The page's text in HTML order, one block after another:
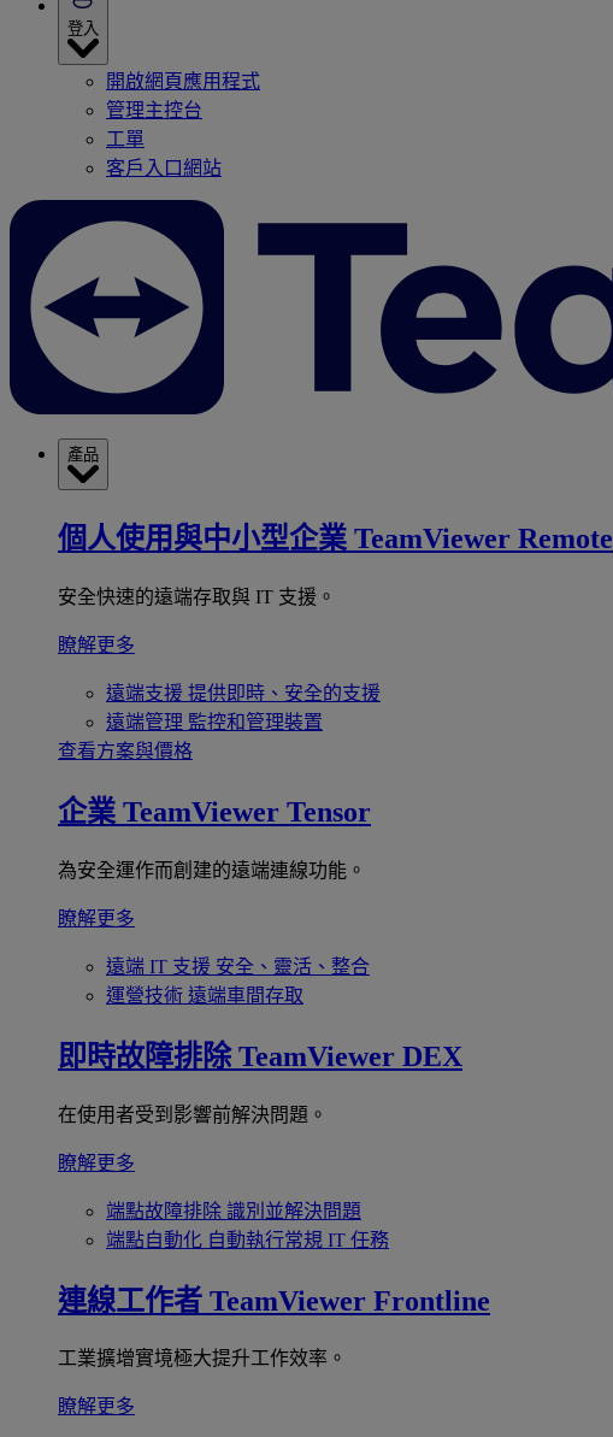
登入
開啟網頁應用程式
管理主控台
工單
客戶入口網站
產品
個人使用與中小型企業 TeamViewer Remote
安全快速的遠端存取與 IT 支援。
瞭解更多
遠端支援 提供即時、安全的支援
遠端管理 監控和管理裝置
查看方案與價格
企業 TeamViewer Tensor
為安全運作而創建的遠端連線功能。
瞭解更多
遠端 IT 支援 安全、靈活、整合
運營技術 遠端車間存取
即時故障排除 TeamViewer DEX
在使用者受到影響前解決問題。
瞭解更多
端點故障排除 識別並解決問題
端點自動化 自動執行常規 IT 任務
連線工作者 TeamViewer Frontline
工業擴增實境極大提升工作效率。
瞭解更多